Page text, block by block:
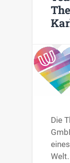
Die